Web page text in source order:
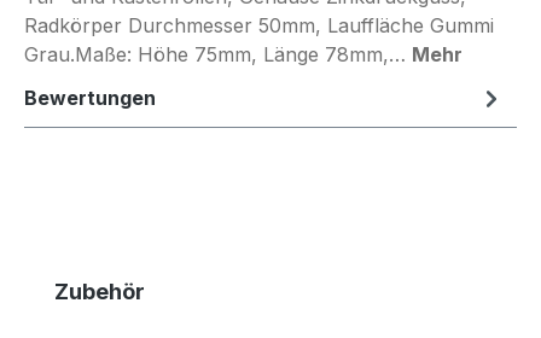
Radkörper Durchmesser 50mm, Lauffläche Gummi
Grau.Maße: Höhe 75mm, Länge 78mm,… Mehr
Bewertungen
Produktgalerie überspringen
Zubehör